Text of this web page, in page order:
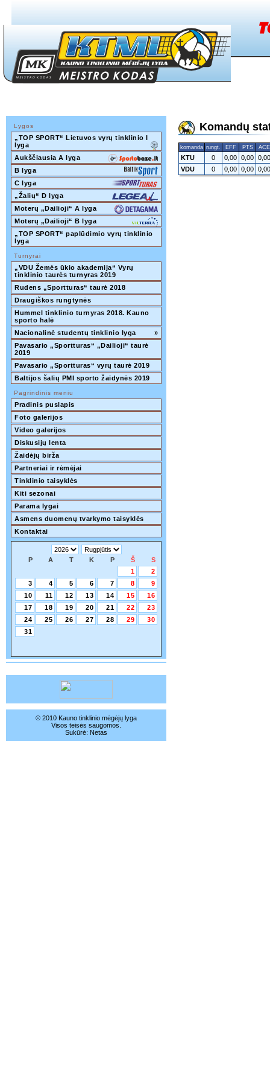
Lygos
„TOP SPORT“ Lietuvos vyrų tinklinio I
lyga
Aukščiausia A lyga
B lyga
C lyga
„Žalių“ D lyga
Moterų „Dailioji“ A lyga
Moterų „Dailioji“ B lyga
„TOP SPORT“ paplūdimio vyrų tinklinio
lyga
Turnyrai
„VDU Žemės ūkio akademija“ Vyrų
tinklinio taurės turnyras 2019
Rudens „Sportturas“ taurė 2018
Draugiškos rungtynės
Hummel tinklinio turnyras 2018. Kauno
sporto halė
Nacionalinė studentų tinklinio lyga
»
Pavasario „Sportturas“ „Dailioji“ taurė
2019
Pavasario „Sportturas“ vyrų taurė 2019
Baltijos šalių PMI sporto žaidynės 2019
Pagrindinis meniu
Pradinis puslapis
Foto galerijos
Video galerijos
Diskusijų lenta
Žaidėjų birža
Partneriai ir rėmėjai
Tinklinio taisyklės
Kiti sezonai
Parama lygai
Asmens duomenų tvarkymo taisyklės
Kontaktai
P A T K P Š
S
1
2
3
4 5 6 7 8
9
10
11 12 13 14 15
16
17
18 19 20 21 22
23
24
25 26 27 28 29
30
31
© 2010 Kauno tinklinio mėgėjų lyga
Visos teisės saugomos.
Sukūrė: Netas
Komandų
komanda rungt. EFF PTS ACE
KTU 0 0,00 0,00 0,00
VDU
0 0,00 0,00 0,00